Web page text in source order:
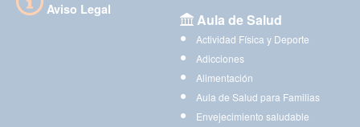
Aviso Legal
Aula de Salud
Actividad Física y Deporte
Adicciones
Alimentación
Aula de Salud para Familias
Envejecimiento saludable